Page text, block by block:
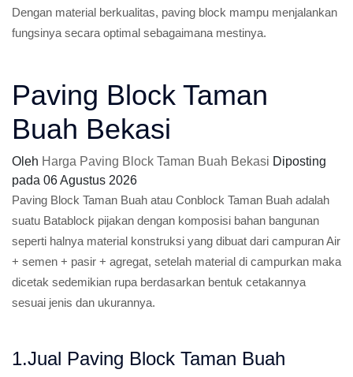
Dengan material berkualitas, paving block mampu menjalankan
fungsinya secara optimal sebagaimana mestinya.
Paving Block Taman
Buah Bekasi
Oleh Harga Paving Block Taman Buah Bekasi Diposting
pada 06 Agustus 2026
Paving Block Taman Buah atau Conblock Taman Buah adalah
suatu Batablock pijakan dengan komposisi bahan bangunan
seperti halnya material konstruksi yang dibuat dari campuran Air
+ semen + pasir + agregat, setelah material di campurkan maka
dicetak sedemikian rupa berdasarkan bentuk cetakannya
sesuai jenis dan ukurannya.
1.Jual Paving Block Taman Buah